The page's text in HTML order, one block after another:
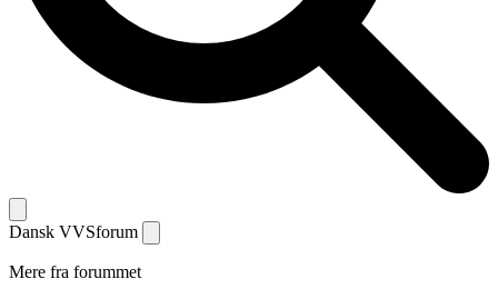
Dansk VVSforum
Mere fra forummet